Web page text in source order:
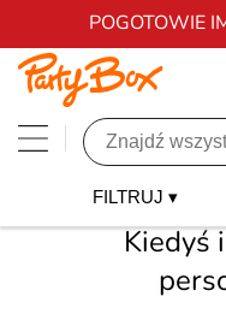
POGOTOWIE
Darmowa
Kiedyś
FILTRUJ ▾